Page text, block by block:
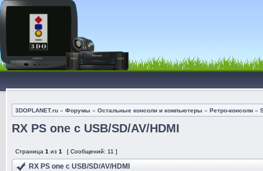
3DOPLANET.ru » Форумы » Остальные консоли и компьютеры » Ретро-консоли »
RX PS one c USB/SD/AV/HDMI
Страница 1 из 1 [ Сообщений: 11 ]
RX PS one c USB/SD/AV/HDMI